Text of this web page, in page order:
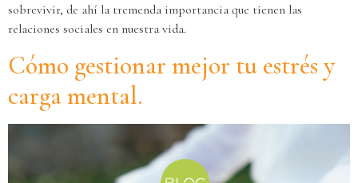
sobrevivir, de ahí la tremenda importancia que tienen las
relaciones sociales en nuestra vida.
Cómo gestionar mejor tu estrés y
carga mental.